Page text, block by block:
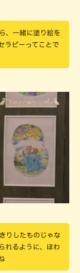
、一緒に塗り絵を
ラピーってことで
りしたものじゃな
れるように、ほわ